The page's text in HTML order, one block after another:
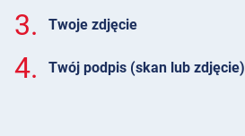
3. Twoje zdjęcie
4. Twój podpis (skan lub zdjęcie)